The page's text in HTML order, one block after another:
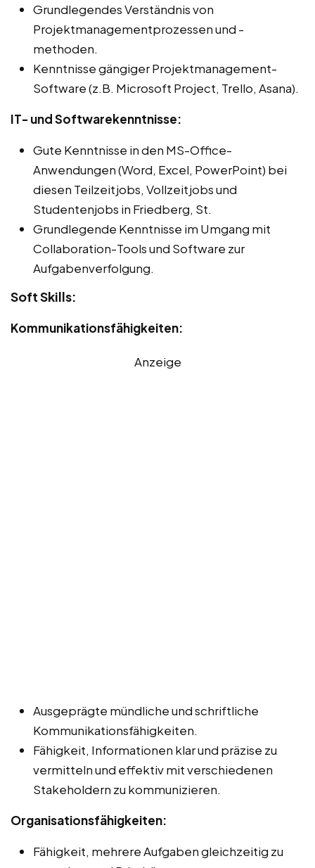
Grundlegendes Verständnis von
Projektmanagementprozessen und -
methoden.
Kenntnisse gängiger Projektmanagement-
Software (z.B. Microsoft Project, Trello, Asana).
IT- und Softwarekenntnisse:
Gute Kenntnisse in den MS-Office-
Anwendungen (Word, Excel, PowerPoint) bei
diesen Teilzeitjobs, Vollzeitjobs und
Studentenjobs in Friedberg, St.
Grundlegende Kenntnisse im Umgang mit
Collaboration-Tools und Software zur
Aufgabenverfolgung.
Soft Skills:
Kommunikationsfähigkeiten:
Anzeige
Ausgeprägte mündliche und schriftliche
Kommunikationsfähigkeiten.
Fähigkeit, Informationen klar und präzise zu
vermitteln und effektiv mit verschiedenen
Stakeholdern zu kommunizieren.
Organisationsfähigkeiten:
Fähigkeit, mehrere Aufgaben gleichzeitig zu